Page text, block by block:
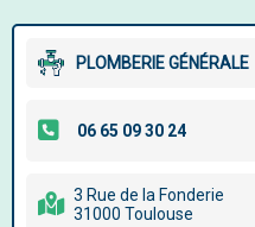
PLOMBERIE GÉNÉRALE
3 Rue de la Fonderie
31000 Toulouse